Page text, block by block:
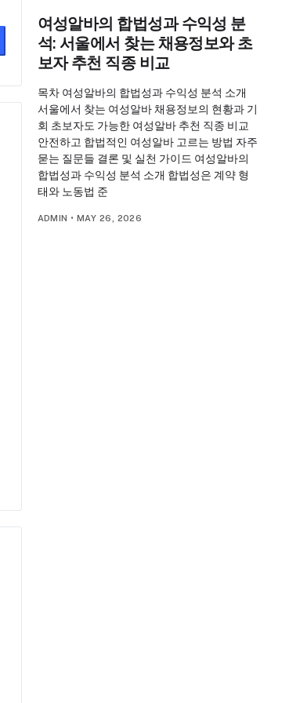
여성알바의 합법성과 수익성 분
석: 서울에서 찾는 채용정보와 초
보자 추천 직종 비교
목차 여성알바의 합법성과 수익성 분석 소개
서울에서 찾는 여성알바 채용정보의 현황과 기
회 초보자도 가능한 여성알바 추천 직종 비교
안전하고 합법적인 여성알바 고르는 방법 자주
묻는 질문들 결론 및 실천 가이드 여성알바의
합법성과 수익성 분석 소개 합법성은 계약 형
태와 노동법 준
ADMIN • MAY 26, 2026